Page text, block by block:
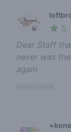
🍃 5
Dear Staff
never was
again